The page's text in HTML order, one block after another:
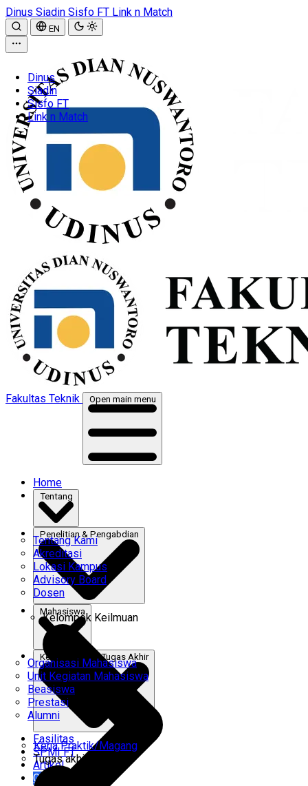
Dinus Siadin Sisfo FT Link n Match
EN
Dinus
Siadin
Sisfo FT
Link n Match
Fakultas Teknik Open main menu
Home
Tentang Kami
Akreditasi
Lokasi Kampus
Advisory Board
Dosen
Kelompok Keilmuan
Mahasiswa
Organisasi Mahasiswa
Unit Kegiatan Mahasiswa
Beasiswa
Prestasi
Alumni
Kerja Praktik & Tugas Akhir
Kerja Praktik/Magang
Tugas akhir
Fasilitas
SPMI FT
Artikel
Gabung Kami